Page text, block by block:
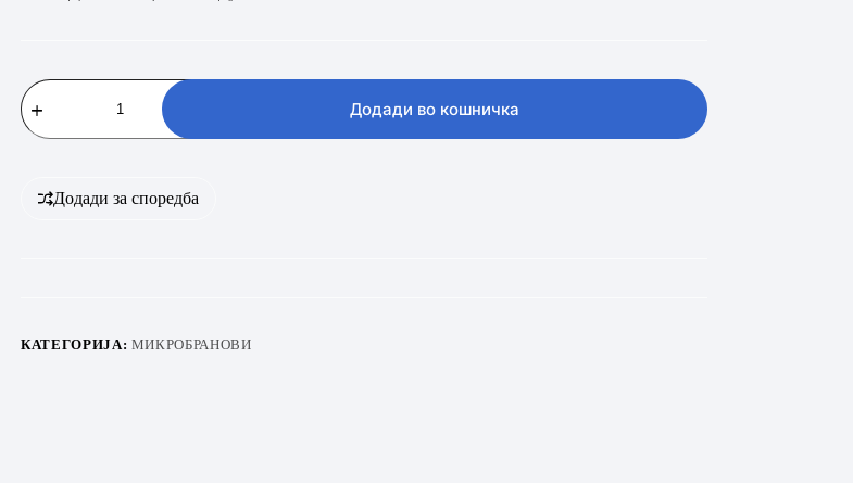
Gorenje
MO20A4X
количина
Додади во кошничка
Додади за споредба
КАТЕГОРИЈА: МИКРОБРАНОВИ